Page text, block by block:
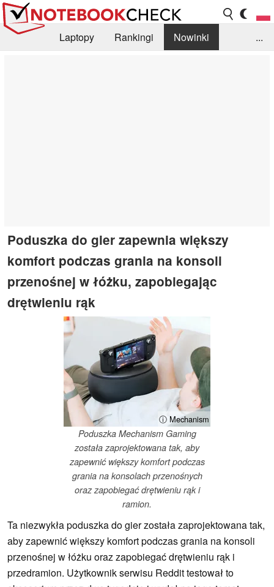
Laptopy Rankingi
Nowinki
...
Poduszka do gier zapewnia większy
komfort podczas grania na konsoli
przenośnej w łóżku, zapobiegając
drętwieniu rąk
ⓘ Mechanism
Poduszka Mechanism Gaming
została zaprojektowana tak, aby
zapewnić większy komfort podczas
grania na konsolach przenośnych
oraz zapobiegać drętwieniu rąk i
ramion.
Ta niezwykła poduszka do gier została zaprojektowana tak,
aby zapewnić większy komfort podczas grania na konsoli
przenośnej w łóżku oraz zapobiegać drętwieniu rąk i
przedramion. Użytkownik serwisu Reddit testował to